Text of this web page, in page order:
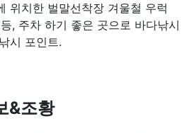
위치한 벌말선착장 겨울철 우럭
, 주차 하기 좋은 곳으로 바다낚시
시 포인트.
&조황